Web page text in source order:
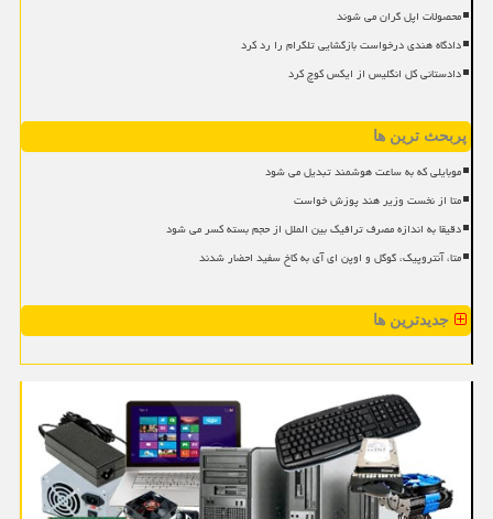
محصولات اپل گران می شوند
دادگاه هندی درخواست بازگشایی تلگرام را رد کرد
دادستانی کل انگلیس از ایکس کوچ کرد
پربحث ترین ها
موبایلی که به ساعت هوشمند تبدیل می شود
متا از نخست وزیر هند پوزش خواست
دقیقا به اندازه مصرف ترافیک بین الملل از حجم بسته کسر می شود
متا، آنتروپیک، گوگل و اوپن ای آی به کاخ سفید احضار شدند
جدیدترین ها